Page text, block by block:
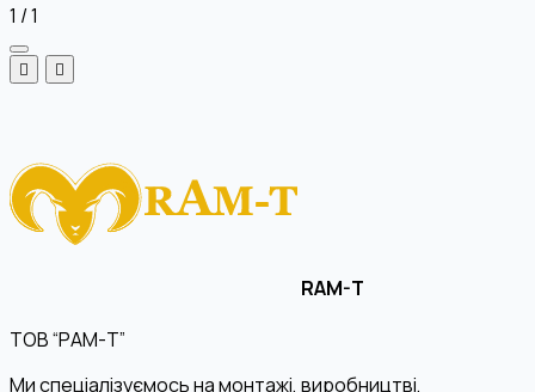
1 /1
RAM-T
ТОВ “РАМ-Т”
Ми спеціалізуємось на монтажі, виробництві,